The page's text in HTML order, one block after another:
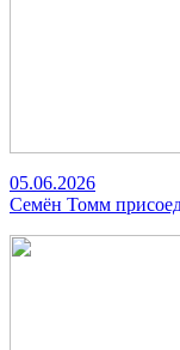
05.06.2026
Семён Томм